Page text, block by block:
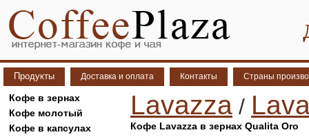
Продукты Доставка и оплата Контакты Страны
Кофе в зернах
Кофе молотый
Кофе в капсулах
Lavazza /
Кофе Lavazza в зернах Qualita Oro